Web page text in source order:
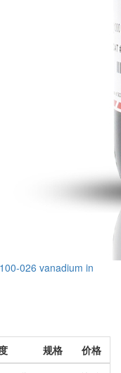
026 vanadium in
规格 价格